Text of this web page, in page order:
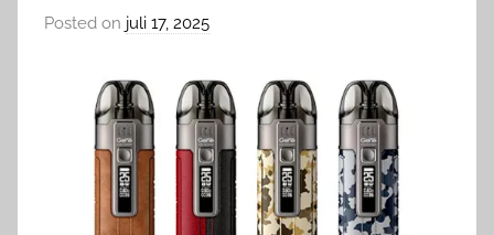
Posted on juli 17, 2025
v
a
p
e
v
e